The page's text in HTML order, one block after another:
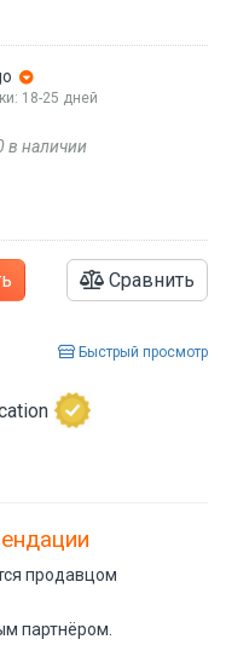
18-25 дней
в наличии
Сравнить
Быстрый просмотр
продавцом
партнёром.